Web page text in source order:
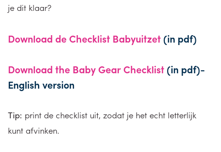
je dit klaar?
Download de Checklist Babyuitzet(in pdf)
Download the Baby Gear Checklist(in pdf)-
English version
Tip: print de checklist uit, zodat je het echt letterlijk
kunt afvinken.